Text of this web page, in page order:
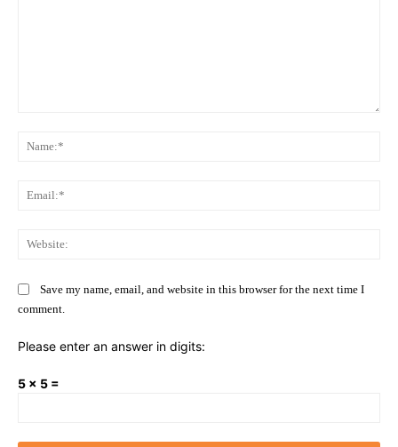
Save my name, email, and website in this browser for the next time I
comment.
Please enter an answer in digits:
5 × 5 =